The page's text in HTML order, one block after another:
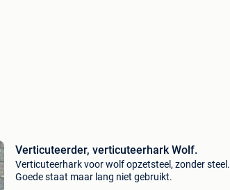
Verticuteerder, verticuteerhark Wolf.
Verticuteerhark voor wolf opzetsteel, zonder steel.
Goede staat maar lang niet gebruikt.